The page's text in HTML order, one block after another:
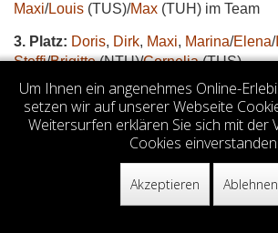
Maxi/Louis (TUS)/Max (TUH) im Team
3. Platz: Doris, Dirk, Maxi, Marina/Elena/
Steffi/Brigitte(NTU)/Cornelia(TUS)
Votes 5.00 (1 vote)
© 2026TKD Center Stuttgart
Um Ihnen ein angenehmes Online-
setzen wir auf unserer Webseite
Weitersurfen erklären Sie sich mit der
Cookies einverstanden.
Akzeptieren Ablehnen